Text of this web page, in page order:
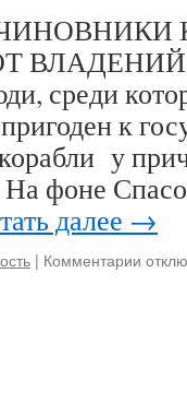
ВЛАДЕНИЙ
среди
к
у
На фоне
далее →
| Комментарии к